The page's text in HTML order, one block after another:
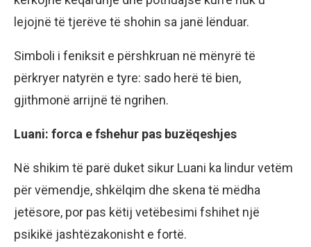
lejojnë të tjerëve të shohin sa janë lënduar.
Simboli i feniksit e përshkruan në mënyrë të
përkryer natyrën e tyre: sado herë të bien,
gjithmonë arrijnë të ngrihen.
Luani: forca e fshehur pas buzëqeshjes
Në shikim të parë duket sikur Luani ka lindur vetëm
për vëmendje, shkëlqim dhe skena të mëdha
jetësore, por pas këtij vetëbesimi fshihet një
psikikë jashtëzakonisht e fortë.